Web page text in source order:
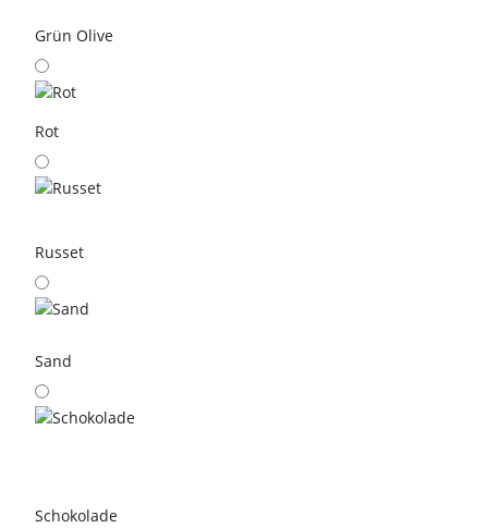
Grün Olive
Rot
Russet
Sand
Schokolade